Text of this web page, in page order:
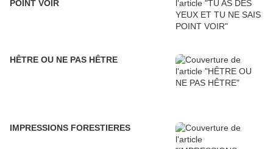
POINT VOIR
HÊTRE OU NE PAS HÊTRE
IMPRESSIONS FORESTIERES